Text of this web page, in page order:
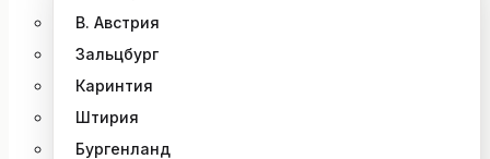
В. Австрия
Зальцбург
Каринтия
Штирия
Бургенланд